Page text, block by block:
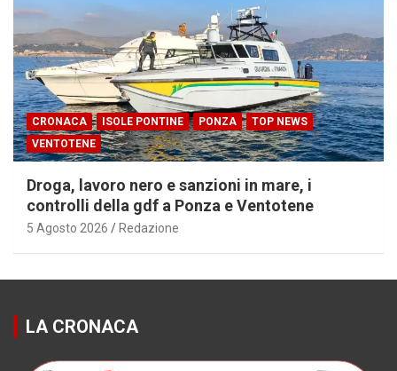
CRONACA ISOLE PONTINE PONZA
TOP NEWS
VENTOTENE
Droga, lavoro nero e sanzioni in mare, i
controlli della gdf a Ponza e Ventotene
5 Agosto 2026 Redazione
LA CRONACA